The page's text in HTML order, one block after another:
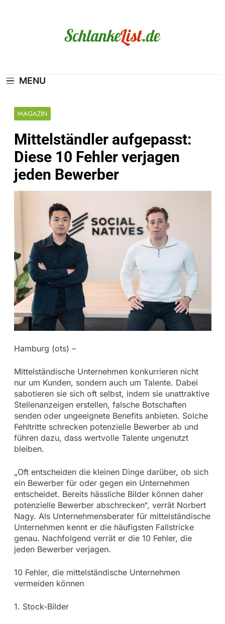
MENU
MAGAZIN
Mittelständler aufgepasst:
Diese 10 Fehler verjagen
jeden Bewerber
Hamburg (ots) –
Mittelständische Unternehmen konkurrieren nicht
nur um Kunden, sondern auch um Talente. Dabei
sabotieren sie sich oft selbst, indem sie unattraktive
Stellenanzeigen erstellen, falsche Botschaften
senden oder ungeeignete Benefits anbieten. Solche
Fehltritte schrecken potenzielle Bewerber ab und
führen dazu, dass wertvolle Talente ungenutzt
bleiben.
„Oft entscheiden die kleinen Dinge darüber, ob sich
ein Bewerber für oder gegen ein Unternehmen
entscheidet. Bereits hässliche Bilder können daher
potenzielle Bewerber abschrecken“, verrät Norbert
Nagy. Als Unternehmensberater für mittelständische
Unternehmen kennt er die häufigsten Fallstricke
genau. Nachfolgend verrät er die 10 Fehler, die
jeden Bewerber verjagen.
10 Fehler, die mittelständische Unternehmen
vermeiden können
1. Stock-Bilder